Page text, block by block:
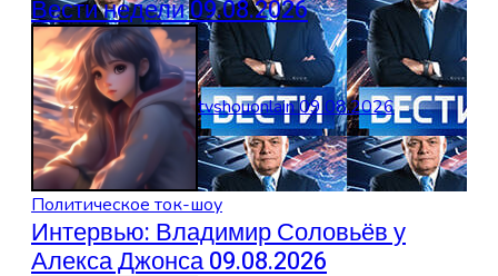
Вести недели 09.08.2026
tvshouonlain09.08.2026
Политическое ток-шоу
Интервью: Владимир Соловьёв у
Алекса Джонса 09.08.2026